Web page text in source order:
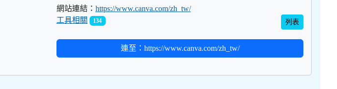
網站連結： https://www.canva.com/zh_tw/
工具相關
134 列表
連至：https://www.canva.com/zh_tw/